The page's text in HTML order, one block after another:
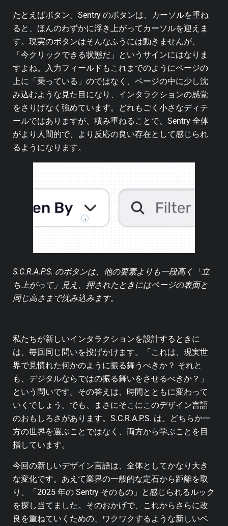
たとえばボタン。Sentry のボタンは、カーソルを重ね
ると、ほんのわずかに浮き上がってカーソルを迎えま
す。現実のボタンはそんなふうには動きませんが、
「今クリックできる状態だ」というサインにはなりま
すよね。入力フィールドもこれまでのようにページの
上に「乗っている」のではなく、ページの中に少し沈
み込むような見た目になり、インタラクションの感覚
をさりげなく強めています。どれもごく小さなディテ
ールではありますが、積み重ねることで、Sentry 全体
がより人間的で、より反応の良い存在として感じられ
るようになります。
S.C.R.A.P.S. のボタンは、他の要素よりも一段高く「立
ち上がって」見え、押されたときにはページの表面と
同じ高さまで沈み込みます。
私たちが新しいインタラクションを設計するときに
は、毎回同じ問いを投げかけます。「これは、現実世
界で見慣れた何かのように振る舞うべきか？ それと
も、デジタルならではの振る舞いをさせるべきか？」
という問いです。その答えは、時間とともに変わって
いくでしょう。でも、まさにそこにこのデザイン言語
のおもしろさがあります。S.C.R.A.P.S. は、どちらか一
方の世界を選ぶことではなく、両方から学ぶことを目
指しています。
今回の新しいデザイン言語は、全体としてかなり大き
な変化です。あえて業界の一般的な定石から距離を取
り、「2025 年の Sentry そのもの」と感じられるルック
を探し当てました。そのおかげで、これからさらに改
良を重ねていくための、ワクワクするような新しいベ